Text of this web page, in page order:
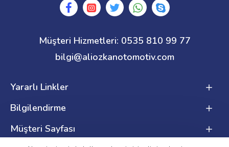
Müşteri Hizmetleri: 0535 810 99 77
bilgi@aliozkanotomotiv.com
Yararlı Linkler
Bilgilendirme
Müşteri Sayfası